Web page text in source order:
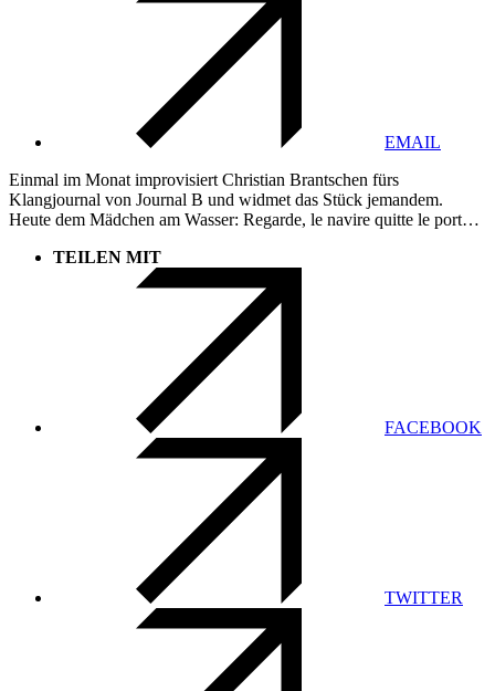
EMAIL
Einmal im Monat improvisiert Christian Brantschen fürs
Klangjournal von Journal B und widmet das Stück jemandem.
Heute dem Mädchen am Wasser: Regarde, le navire quitte le port…
TEILEN MIT
FACEBOOK
TWITTER